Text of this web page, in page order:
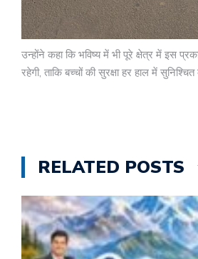
उन्होंने कहा कि भविष्य में भी पूरे क्षेत्र में इस
रहेगी, ताकि बच्चों की सुरक्षा हर हाल में
RELATED POSTS